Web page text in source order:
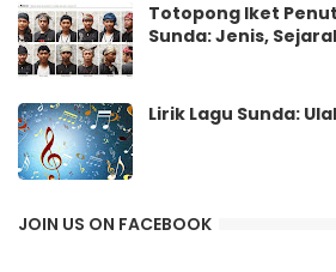
Totopong Iket
Sunda: Jenis,
Lirik Lagu Sunda:
JOIN US ON FACEBOOK